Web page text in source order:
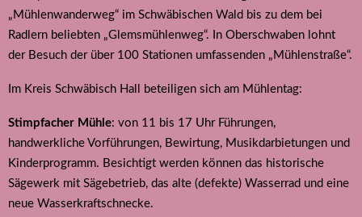
„Mühlenwanderweg“ im Schwäbischen Wald bis zu dem bei
Radlern beliebten „Glemsmühlenweg“. In Oberschwaben lohnt
der Besuch der über 100 Stationen umfassenden „Mühlenstraße“.
Im Kreis Schwäbisch Hall beteiligen sich am Mühlentag:
Stimpfacher Mühle: von 11 bis 17 Uhr Führungen,
handwerkliche Vorführungen, Bewirtung, Musikdarbietungen und
Kinderprogramm. Besichtigt werden können das historische
Sägewerk mit Sägebetrieb, das alte (defekte) Wasserrad und eine
neue Wasserkraftschnecke.